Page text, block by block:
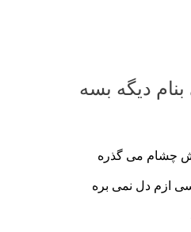
دیگه بسه
چشام می گذره
ازم دل نمی بره